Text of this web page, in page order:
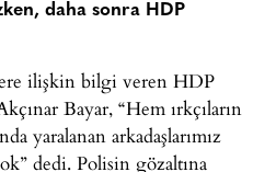
daha sonra HDP
ilişkin bilgi veren HDP
Bayar, “Hem ırkçıların
yaralanan arkadaşlarımız
dedi. Polisin gözaltına